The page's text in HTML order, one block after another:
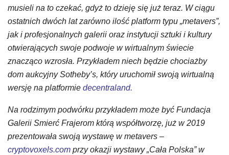
musieli na to czekać, gdyż to dzieję się już teraz. W ciągu
ostatnich dwóch lat zarówno ilość platform typu „metavers”,
jak i profesjonalnych galerii oraz instytucji sztuki i kultury
otwierających swoje podwoje w wirtualnym świecie
znacząco wzrosła. Przykładem niech będzie chociażby
dom aukcyjny Sotheby’s, który uruchomił swoją wirtualną
wersję na platformie decentraland.
Na rodzimym podwórku przykładem może być Fundacja
Galerii Smierć Frajerom którą współtworzę, już w 2019
prezentowała swoją wystawę w metavers –
cryptovoxels.com przy okazji wystawy „Cała Polska” w